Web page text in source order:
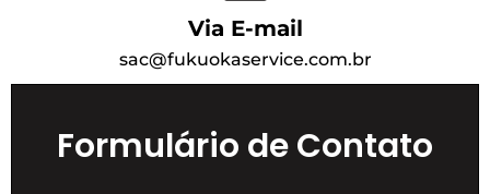
Via E-mail
sac@fukuokaservice.com.br
Formulário de Contato